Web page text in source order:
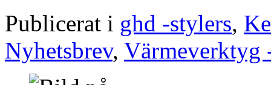
Publicerat i ghd -stylers,
Nyhetsbrev, Värmeverktyg